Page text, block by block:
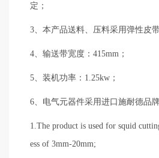
定；
3、本产品送料、压料采用弹性皮
4、输送带宽度：415mm；
5、装机功率：1.25kw；
6、电气元器件采用进口施耐德品
1.The product is used for squid
ess of 3mm-20mm;